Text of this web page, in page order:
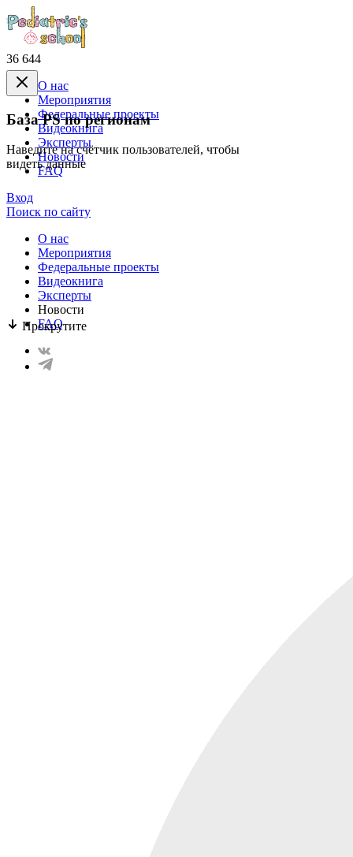
36 644
База PS по регионам
Наведите на счётчик пользователей, чтобы
видеть данные
Прокрутите
О нас
Mероприятия
Федеральные проекты
Видеокнига
Эксперты
Новости
FAQ
Вход
Поиск по сайту
О нас
Mероприятия
Федеральные проекты
Видеокнига
Эксперты
Новости
FAQ